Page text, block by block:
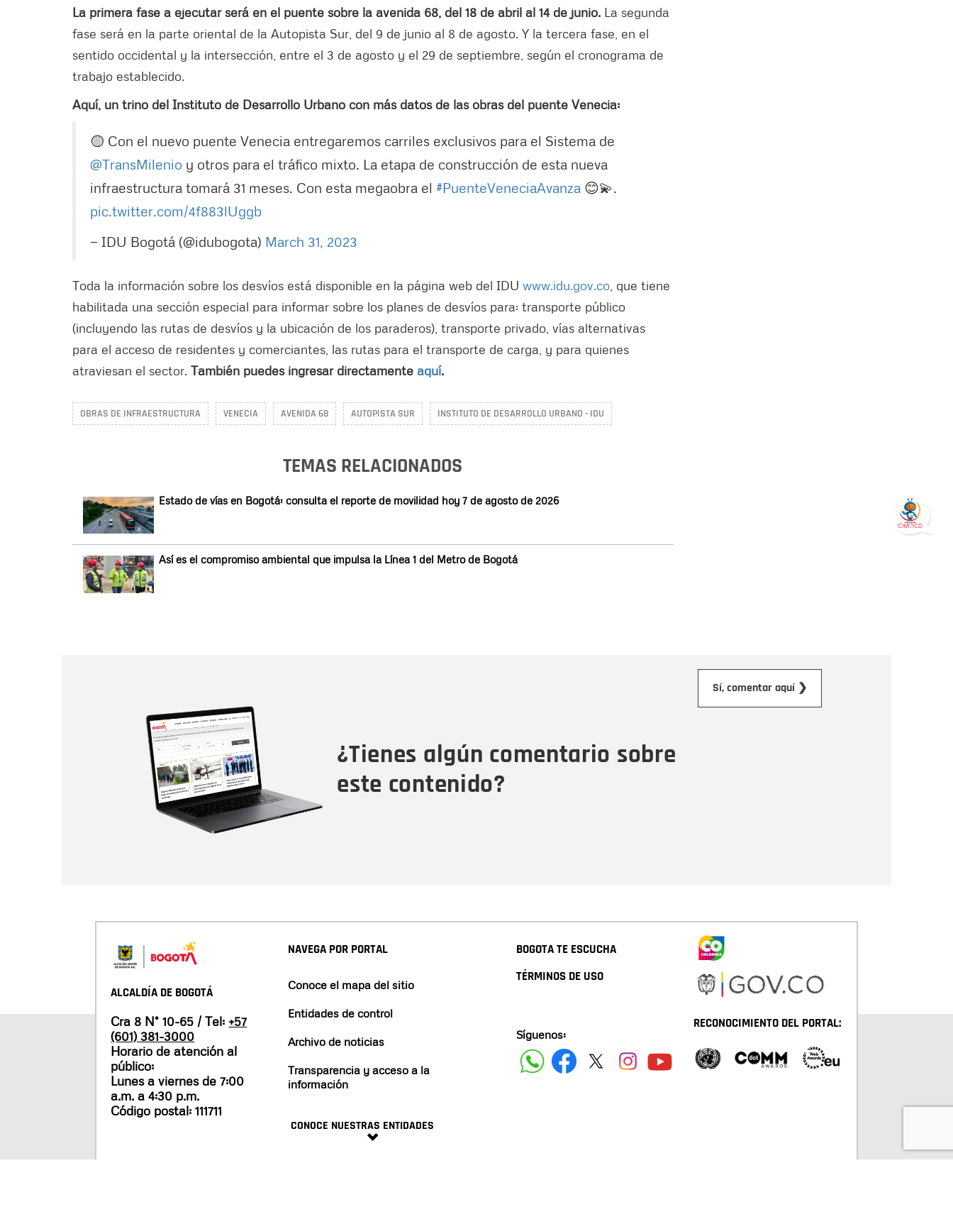
La primera fase a ejecutar será en el puente sobre la avenida 68, del 18 de abril al 14 de junio. La segunda
fase será en la parte oriental de la Autopista Sur, del 9 de junio al 8 de agosto. Y la tercera fase, en el
sentido occidental y la intersección, entre el 3 de agosto y el 29 de septiembre, según el cronograma de
trabajo establecido.
Aquí, un trino del Instituto de Desarrollo Urbano con más datos de las obras del puente Venecia:
🟡 Con el nuevo puente Venecia entregaremos carriles exclusivos para el Sistema de
@TransMilenio y otros para el tráfico mixto. La etapa de construcción de esta nueva
infraestructura tomará 31 meses. Con esta megaobra el #PuenteVeneciaAvanza 😊💫.
pic.twitter.com/4f883lUggb
— IDU Bogotá (@idubogota) March 31, 2023
Toda la información sobre los desvíos está disponible en la página web del IDU www.idu.gov.co , que tiene
habilitada una sección especial para informar sobre los planes de desvíos para: transporte público
(incluyendo las rutas de desvíos y la ubicación de los paraderos), transporte privado, vías alternativas
para el acceso de residentes y comerciantes, las rutas para el transporte de carga, y para quienes
atraviesan el sector. También puedes ingresar directamente aquí.
OBRAS DE INFRAESTRUCTURA VENECIA AVENIDA 68 AUTOPISTA SUR INSTITUTO DE DESARROLLO URBANO - IDU
TEMAS RELACIONADOS
Estado de vías en Bogotá: consulta el reporte de movilidad hoy 7 de agosto de 2026
Así es el compromiso ambiental que impulsa la Línea 1 del Metro de Bogotá
¿Tienes algún comentario sobre
este contenido?
Sí, comentar aquí ❯
ALCALDÍA DE BOGOTÁ
Cra 8 N° 10-65 / Tel: +57
(601) 381-3000
Horario de atención al
público:
Lunes a viernes de 7:00
a.m. a 4:30 p.m.
Código postal: 111711
NAVEGA POR PORTAL
Conoce el mapa del sitio
Entidades de control
Archivo de noticias
Transparencia y acceso a la
información
CONOCE NUESTRAS ENTIDADES
BOGOTA TE ESCUCHA
TÉRMINOS DE USO
Síguenos:
RECONOCIMIENTO DEL PORTAL: